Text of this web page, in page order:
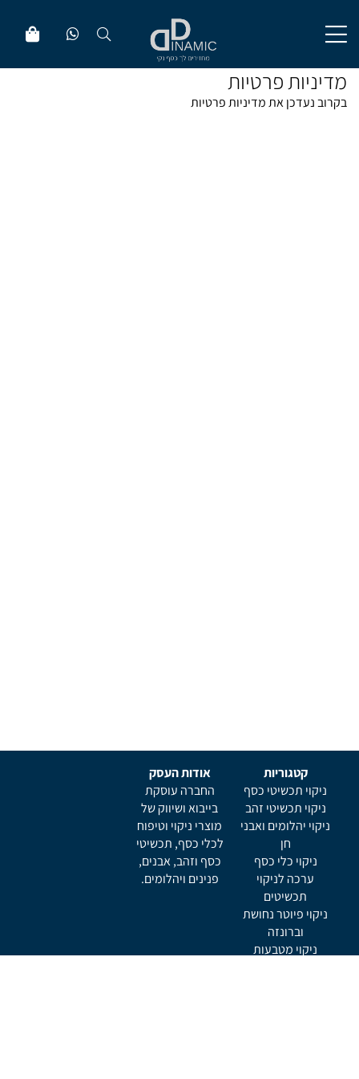
מדיניות פרטיות
בקרוב נעדכן את מדיניות פרטיות
קטגוריות
ניקוי תכשיטי כסף
ניקוי תכשיטי זהב
ניקוי יהלומים ואבני
חן
ניקוי כלי כסף
ערכה לניקוי
תכשיטים
ניקוי פיוטר נחושת
וברונזה
ניקוי מטבעות
אודות העסק
החברה עוסקת
בייבוא ושיווק של
מוצרי ניקוי וטיפוח
לכלי כסף, תכשיטי
כסף וזהב, אבנים,
פנינים ויהלומים.